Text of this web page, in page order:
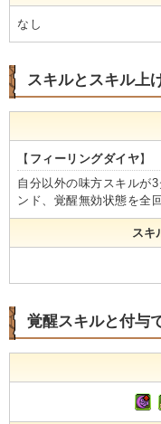
なし
スキルとスキル上
【 フィーリングダイヤ】
自分以外の味方スキルが
ンド、覚醒無効状態を全
スキ
覚醒スキルと付与